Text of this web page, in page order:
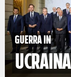
Guerra in
Ucraina